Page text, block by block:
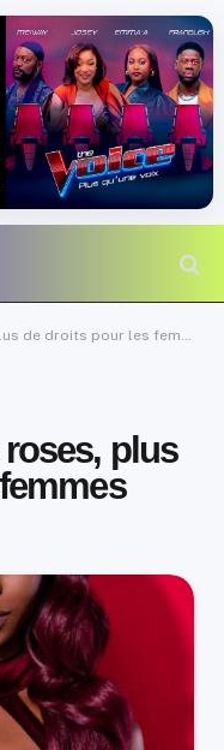
de droits pour les femmes
plus